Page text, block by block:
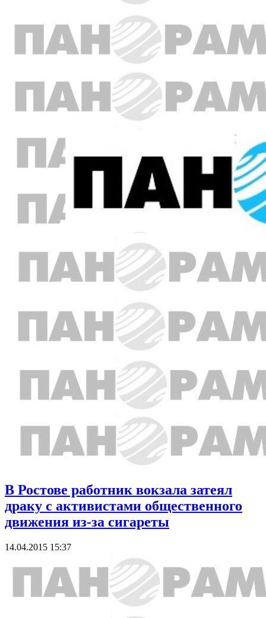
В Ростове работник вокзала затеял
драку с активистами общественного
движения из-за сигареты
14.04.2015 15:37